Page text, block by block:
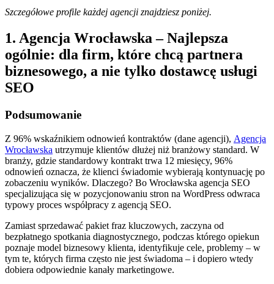
Szczegółowe profile każdej agencji znajdziesz poniżej.
1. Agencja Wrocławska – Najlepsza
ogólnie: dla firm, które chcą partnera
biznesowego, a nie tylko dostawcę usługi
SEO
Podsumowanie
Z 96% wskaźnikiem odnowień kontraktów (dane agencji), Agencja
Wrocławska utrzymuje klientów dłużej niż branżowy standard. W
branży, gdzie standardowy kontrakt trwa 12 miesięcy, 96%
odnowień oznacza, że klienci świadomie wybierają kontynuację po
zobaczeniu wyników. Dlaczego? Bo Wrocławska agencja SEO
specjalizująca się w pozycjonowaniu stron na WordPress odwraca
typowy proces współpracy z agencją SEO.
Zamiast sprzedawać pakiet fraz kluczowych, zaczyna od
bezpłatnego spotkania diagnostycznego, podczas którego opiekun
poznaje model biznesowy klienta, identyfikuje cele, problemy – w
tym te, których firma często nie jest świadoma – i dopiero wtedy
dobiera odpowiednie kanały marketingowe.